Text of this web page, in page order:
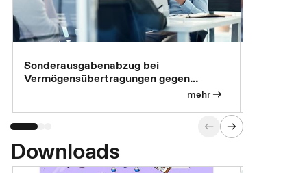
Sonderausgabenabzug bei
Vermögensübertragungen gegen
mehr
Downloads